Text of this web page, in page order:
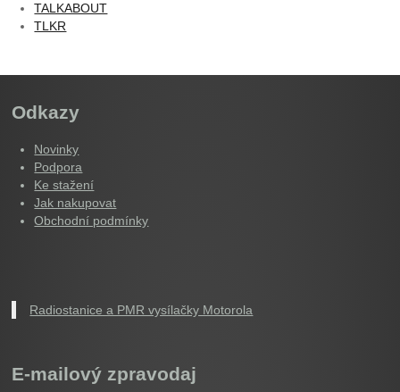
TALKABOUT
TLKR
Odkazy
Novinky
Podpora
Ke stažení
Jak nakupovat
Obchodní podmínky
Radiostanice a PMR vysílačky Motorola
E-mailový zpravodaj